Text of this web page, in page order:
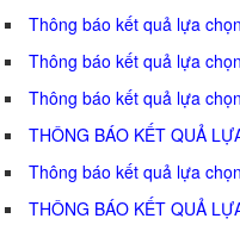
Thông báo kết quả lựa
Thông báo kết quả lựa
Thông báo kết quả lựa
THÔNG BÁO KẾT QUẢ
Thông báo kết quả lựa
THÔNG BÁO KẾT QUẢ